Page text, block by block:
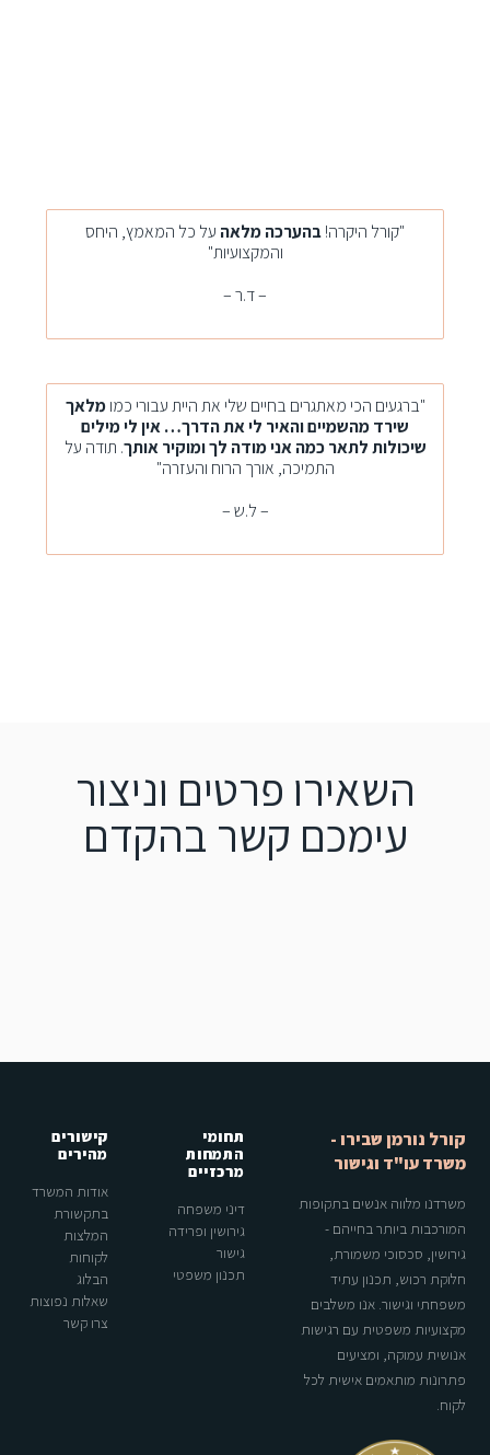
"קורל היקרה!בהערכה מלאה על כל המאמץ, היחס
והמקצועיות"
– ד.ר –
"ברגעים הכי מאתגרים בחיים שלי את היית עבורי כמומלאך
שירד מהשמיים והאיר לי את הדרך… אין לי מילים
שיכולות לתאר כמה אני מודה לך ומוקיר אותך. תודה על
התמיכה, אורך הרוח והעזרה"
– ל.ש –
השאירו פרטים וניצור
עימכם קשר בהקדם
קורל נורמן שבירו -
משרד עו"ד וגישור
משרדנו מלווה אנשים בתקופות
המורכבות ביותר בחייהם -
גירושין, סכסוכי משמורת,
חלוקת רכוש, תכנון עתיד
משפחתי וגישור. אנו משלבים
מקצועיות משפטית עם רגישות
אנושית עמוקה, ומציעים
פתרונות מותאמים אישית לכל
לקוח.
תחומי
התמחות
מרכזיים
דיני משפחה
גירושין ופרידה
גישור
תכנון משפטי
קישורים
מהירים
אודות המשרד
בתקשורת
המלצות
לקוחות
הבלוג
שאלות נפוצות
צרו קשר